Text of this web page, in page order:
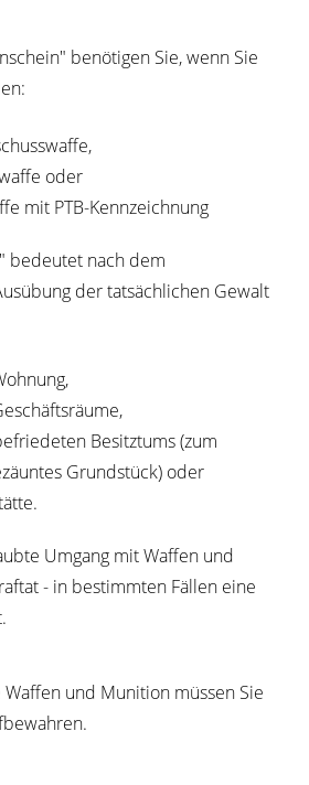
benötigen Sie, wenn Sie
oder
mit PTB-Kennzeichnung
bedeutet nach dem
der tatsächlichen Gewalt
Besitztums (zum
Grundstück) oder
Umgang mit Waffen und
- in bestimmten Fällen eine
und Munition müssen Sie